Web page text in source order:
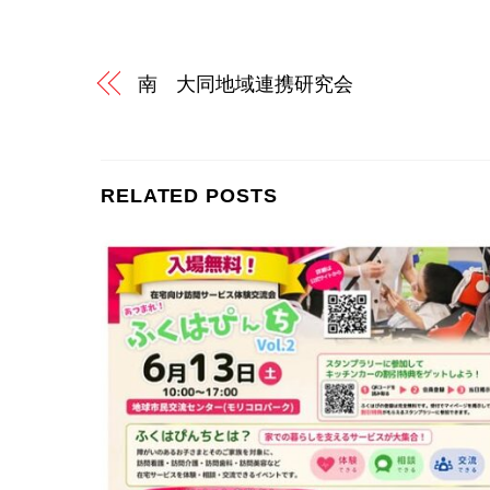
南 大同地域連携研究会
RELATED POSTS